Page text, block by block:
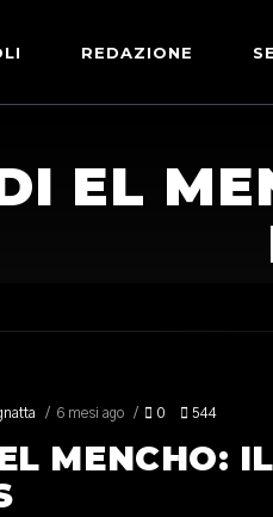
REDAZIONE
EL
6 mesi ago 0 544
MENCHO: